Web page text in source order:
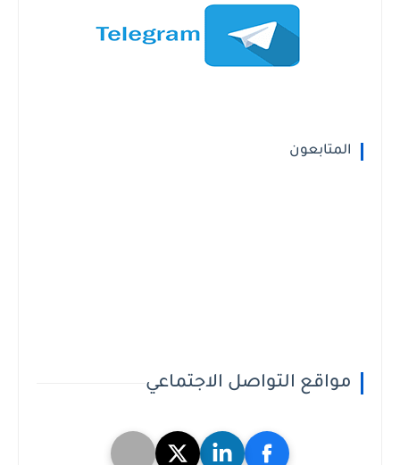
المتابعون
مواقع التواصل الاجتماعي